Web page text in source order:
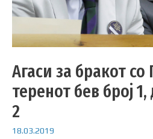
Агаси за бракот
теренот бев број
2
18.03.2019